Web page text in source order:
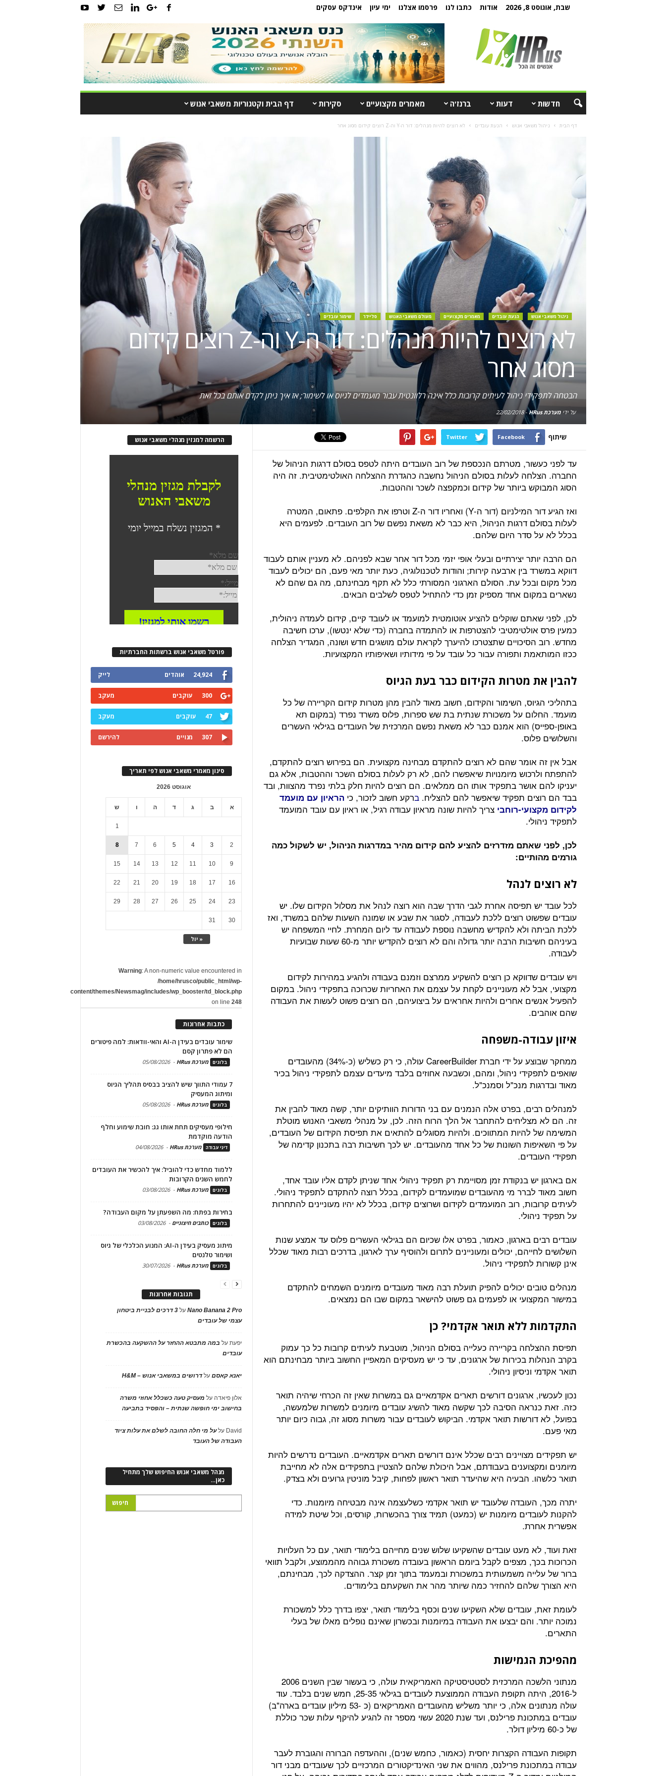
שבת, אוגוסט 8, 2026 אודות כתבו לנו פרסמו אצלנו ימי עיון אינדקס עסקים
חדשות דעות ברנז'ה מאמרים מקצועיים סקירות דף הבית וקטגוריות משאבי אנוש
דף הבית ניהול משאבי אנוש הנעת עובדים לא רוצים להיות מנהלים: דור ה-Y וה-Z רוצים קידום מסוג אחר
ניהול משאבי אנוש הנעת עובדים מאמרים מקצועיים מעולם משאבי האנוש סליידר שימור עובדים
לא רוצים להיות מנהלים: דור ה-Y וה-Z רוצים קידום
מסוג אחר
הבטחה לתפקידי ניהול לעיתים קרובות כלל אינה רלוונטית עבור מועמדים לגיוס או לשימור; אז איך ניתן לקדם אותם בכל זאת
על ידימערכת HRus -
22/02/2018
שיתוף Facebook
Twitter
עד לפני כעשור, מטרתם הנכספת של רוב העובדים היתה לטפס בסולם דרגות הניהול של
החברה. הצלחה לעלות בסולם הניהול נחשבה כהגדרת ההצלחה האולטימטיבית. זה היה
הסוג המבוקש ביותר של קידום וכמקפצה לשכר וההטבות.
ואז הגיע דור המילניום (דור ה-Y) ואחריו דור ה-Z וטרפו את הקלפים. פתאום, המטרה
לעלות בסולם דרגות הניהול, היא כבר לא משאת נפשם של רוב העובדים. לפעמים היא
בכלל לא על סדר היום שלהם.
הם הרבה יותר יצירתיים ובעלי אופי יזמי מכל דור אחר שבא לפניהם. לא מעניין אותם לעבוד
דווקא במשרד בין ארבעה קירות; והודות לטכנולוגיה, כעת יותר מאי פעם, הם יכולים לעבוד
מכל מקום ובכל עת. הסולם הארגוני המסורתי כלל לא תקף מבחינתם, מה גם שהם לא
נשארים במקום אחד מספיק זמן כדי להתחיל לטפס לשלבים הבאים.
לכן, לפני שאתם שוקלים להציע אוטומטית למועמד או לעובד קיים, קידום לעמדה ניהולית,
כמעין פרס אולטימטיבי להצטרפות או להתמדה בחברה (כדי שלא ינטשו), ערכו חשיבה
מחדש. רוב הסיכויים שתצטרכו להיערך לקראת עולם מושגים חדש ושונה, המגדיר הצלחה
ככזו המותאמת ותפורה עבור כל עובד על פי מידותיו ושאיפותיו המקצועיות.
להבין את מטרות הקידום כבר בעת הגיוס
בתהליכי הגיוס, השימור והקידום, חשוב מאוד להבין מהן מטרות קידום הקריירה של כל
מועמד. החלום על משכורת שנתית בת שש ספרות, פלוס משרד נפרד (במקום תא
באופן-ספייס) הוא אמנם כבר לא משאת נפשם המרכזית של העובדים בגילאי העשרים
והשלושים פלוס.
אבל אין זה אומר שהם לא רוצים להתקדם מבחינה מקצועית. הם בפירוש רוצים להתקדם,
להתפתח ולרכוש מיומנויות שיאפשרו להם, לא רק לעלות בסולם השכר וההטבות, אלא גם
יעניקו להם אושר בתפקיד אותו הם ממלאים. הם רוצים להיות חלק בלתי נפרד מהצוות, ובד
בבד הם רוצים תפקיד שיאפשר להם להצליח.ברקע חשוב לזכור, כיהראיון עם מועמד
לקידום מקצועי-רוחבי צריך להיות שונה מראיון עבודה רגיל, או ראיון עם עובד המועמד
לתפקיד ניהולי.
לכן, לפני שאתם מזדרזים להציע להם קידום מהיר במדרגות הניהול, יש לשקול כמה
גורמים מהותיים:
לא רוצים לנהל
לכל עובד יש תפיסה אחרת לגבי הדרך שבה הוא רוצה לנהל את מסלול הקידום שלו. יש
עובדים שפשוט רוצים ללכת לעבודה, לסגור את שבע או שמונה השעות שלהם במשרד, ואז
ללכת הביתה ולא להקדיש מחשבה נוספת לעבודה עד ליום המחרת. לחיי המשפחה יש
בעיניהם חשיבות הרבה יותר גדולה והם לא רוצים להקדיש יותר מ-60 שעות שבועיות
לעבודה.
ויש עובדים שדווקא כן רוצים להשקיע ממרצם וזמנם בעבודה ולהגיע במהירות לקידום
מקצועי, אבל לא מעוניינים לקחת על עצמם את האחריות שכרוכה בתפקידי ניהול. במקום
להפעיל אנשים אחרים ולהיות אחראים על ביצועיהם, הם רוצים פשוט לעשות את העבודה
שהם אוהבים.
איזון עבודה-משפחה
ממחקר שבוצע על ידי חברת CareerBuilder עולה, כי רק כשליש (כ-34%) מהעובדים
שואפים לתפקידי ניהול, ומהם, וכשבעה אחוזים בלבד מיעדים עצמם לתפקידי ניהול בכיר
מאוד ובדרגות מנכ"ל וסמנכ"ל.
למנהלים רבים, בפרט אלה הנמנים עם בני הדורות הוותיקים יותר, קשה מאוד להבין את
זה. הם לא מצליחים להתחבר אל הלך הרוח הזה. לכן, על מנהלי משאבי האנוש מוטלת
המשימה של להיות המתווכים. ולהיות מסוגלים להתאים את תפיסת הקידום של העובדים,
על פי השאיפות השונות של כל אחד מהעובדים. יש לכך חשיבות רבה בתכנון קדימה של
תפקידי העובדים.
אם בארגון יש בנקודת זמן מסויימת רק תפקיד ניהולי אחד שניתן לקדם אליו עובד אחד,
חשוב מאוד לברר מי מהעובדים שמועמדים לקידום, בכלל רוצה להתקדם לתפקיד ניהולי.
לעיתים קרובות, רוב המועמדים לקידום ושרוצים קידום, בכלל לא יהיו מעוניינים להתחרות
על תפקיד ניהולי.
עובדים רבים בארגון, כאמור, בפרט אלו שכיום הם בגילאי העשרים פלוס עד אמצע שנות
השלושים לחייהם, יכולים ומעוניינים לתרום ולהוסיף ערך לארגון, בדרכים רבות מאוד שכלל
אינן קשורות לתפקידי ניהול.
מנהלים טובים יכולים להפיק תועלת רבה מאוד מעובדים מיומנים השמחים להתקדם
במישור המקצועי או לפעמים גם פשוט להישאר במקום שבו הם נמצאים.
התקדמות ללא תואר אקדמי? כן
תפיסת ההצלחה בקריירה כעלייה בסולם הניהול, מוטבעת לעיתים קרובות כל כך עמוק
בקרב הנהלות בכירות של ארגונים, עד כי יש מעסיקים המאפיין החשוב ביותר מבחינתם הוא
תואר אקדמי וניסיון ניהולי.
נכון לעכשיו, ארגונים דורשים תארים אקדמאיים גם במשרות שאין זה הכרחי שיהיה תואר
כזה. זאת כנראה הסיבה לכך שקשה מאוד להשיג עובדים מיומנים למשרות שלמעשה,
בפועל, לא דורשות תואר אקדמי. הביקוש לעובדים עבור משרות מסוג זה, גבוה כיום יותר
מאי פעם.
יש תפקידים מצויינים רבים שכלל אינם דורשים תארים אקדמאיים. העובדים נדרשים להיות
מיומנים ומקצוענים בעבודתם, אבל היכולת שלהם להצטיין בתפקידים אלה לא מחייבת
תואר כלשהו. הבעיה היא שהיעדר תואר ראשון לפחות, קיבל מוניטין גרועים ולא בצדק.
יתרה מכך, העובדה שלעובד יש תואר אקדמי כשלעצמה אינה מבטיחה מיומנות. כדי
להקנות לעובדים מיומנות יש (כמעט) תמיד צורך בהכשרות, קורסים, וכל שיטת למידה
אפשרית אחרת.
זאת ועוד, לא מעט עובדים שהשקיעו שלוש שנים מחייהם בלימודי תואר, עם כל העלויות
הכרוכות בכך, מצפים לקבל ביומם הראשון בעובדה משכורת גבוהה מהממוצע, ולקבל תוואי
ברור של עלייה משמעותית במשכורת ובמעמד בתוך זמן קצר. ההצדקה לכך, מבחינתם,
היא הצורך שלהם להחזיר כמה שיותר מהר את השקעתם בלימודים.
לעומת זאת, עובדים שלא השקיעו שנים וכסף בלימודי תואר, יצפו בדרך כלל למשכורת
נמוכה יותר. והם יבצעו את העבודה במיומנות ובכשרון שאינם נופלים מאלו של בעלי
התארים.
מהפיכת הגמישות
מנתוני הלשכה המרכזית לסטטיסטיקה האמריקאית עולה, כי בעשור שבין השנים 2006
ל-2016, היתה תקופת העבודה הממוצעת לעובדים בגילאי 25-35, חמש שנים בלבד. עוד
עולה מנתונים אלה, כי יותר משליש מהעובדים האמריקאים (כ -53 מיליון עובדים בארה"ב)
עובדים במתכונת פרילנס, ועד שנת 2020 עשוי מספר זה להגיע להיקף עלות שכר כוללת
של כ-60 מיליון דולר.
תקופות העבודה הקצרות יחסית (כאמור, כחמש שנים), וההעדפה הברורה והגוברת לעבר
עבודה במתכונת פרילנס, מהווים את שני האינדיקטורים המרכזיים לכך שעובדים מבני דור
הרשמה למגזין מנהלי משאבי אנוש
פורטל משאבי אנוש ברשתות החברתיות
24,924 אוהדים לייק
300 עוקבים מעקב
47 עוקבים מעקב
307 מנויים להירשם
סינון מאמרי משאבי אנוש לפי תאריך
אוגוסט 2026
א ב ג ד ה ו ש
« יול
1
2
3
4
5
6
7
8
9
10
11
12
13
14
15
16
17
18
19
20
21
22
23
24
25
26
27
28
29
30
31
Warning: A non-numeric value encountered in
/home/hrusco/public_html/wp-
content/themes/Newsmag/includes/wp_booster/td_block.php
on line248
כתבות אחרונות
שימור עובדים בעידן ה-AI והאי-וודאות: למה פיטורים
הם לא פתרון קסם
בלוגים מערכת HRus -
05/08/2026
7 עמודי התווך שיש להציב בבסיס תהליך הגיוס
ומיתוג המעסיק
בלוגים מערכת HRus -
05/08/2026
חילופי מעסיקים תחת אותו גג: חובת שימוע וחלף
הודעה מוקדמת
דיני עבודה מערכת HRus -
04/08/2026
ללמוד מחדש כדי להוביל: איך להכשיר את העובדים
לחמש השנים הקרובות
בלוגים מערכת HRus -
03/08/2026
בחירות בפתח: מה השפעתן על מקום העבודה?
בלוגים כותבים חיצוניים -
03/08/2026
מיתוג מעסיק בעידן ה-AI: המנוע הכלכלי של גיוס
ושימור טלנטים
בלוגים מערכת HRus -
30/07/2026
תגובות אחרונות
Nano Banana 2 Proעל
3 דרכים לבניית ביטחון
עצמי של עובדים
יפעתעל במה מתבטא ההחזר על ההשקעה בהכשרת
עובדים
יאנא קאסםעלדרושים במשאבי אנוש – H&M
אלון פיאדה על מעסיק טעה כשכלל אחוזי משרה
בחישוב ימי חופשה שנתית – והפסיד בתביעה
David עלעל מי חלה החובה לשלם את עלות ציוד
העבודה של העובד
מנהל משאבי אנוש החיפוש שלך מתחיל
כאן…